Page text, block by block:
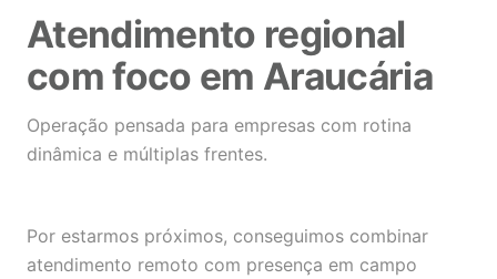
Atendimento regional
com foco em Araucária
Operação pensada para empresas com rotina
dinâmica e múltiplas frentes.
Por estarmos próximos, conseguimos combinar
atendimento remoto com presença em campo